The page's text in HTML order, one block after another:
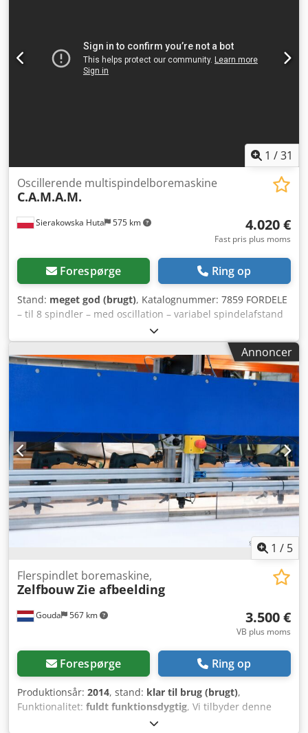
EUR Nettopris beregnet til kurs 4,2 PLN/EUR (ved større
kursudsving kan prisen ændres)
1 /31
Sierakowska Huta 575 km
Oscillerende multispindelboremaskine
C.A.M.A.M.
4.020 €
Fast pris plus moms
Forespørge Ring op
Stand: meget god (brugt), Katalognummer: 7859 FORDELE
– til 8 spindler – med oscillation – variabel spindelafstand
(skydbar) – 2 arbejdsborde – ikke malet – brugt
boremaskine, i meget god stand TEKNISKE DATA bore-
spindler: 2x4 stk. oscillationsområde højre/venstre: 40 mm
til hver side oscillationshastighed justeres via
frekvensomformer justering af hoved med spindler:
værktøjsdiameter: 15 mm justering af bord: op/ned
bordmål: 700x200 mm 4 hydrauliske cylindre motoreffekt:
2x 2 kW oscillationsmotor: 0,75 kW Codpfozdz Hqex Agmjrf
mål (l/b/h): 1800x1350x1300 mm vægt: 862 kg Nettopris:
16.900 PLN Nettopris: 4.020 EUR Nettopris beregnet til kurs
4,2 PLN/EUR (ved større valutakursudsving kan prisen
ændre sig)
Annoncer
1 / 5
Gouda 567 km
Flerspindlet boremaskine,
ZelfbouwZie afbeelding
3.500 €
VB plus moms
Forespørge Ring op
Produktionsår: 2014, stand: klar til brug (brugt),
Funktionalitet: fuldt funktionsdygtig, Vi tilbyder denne
brugsklare, "gør-det-selv"-multipleboremaskine,